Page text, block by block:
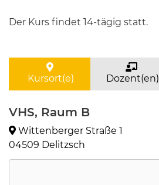
Der Kurs findet 14-tägig statt.
Kursort(e) Dozent(en)
VHS, Raum B
Wittenberger Straße 1
04509 Delitzsch